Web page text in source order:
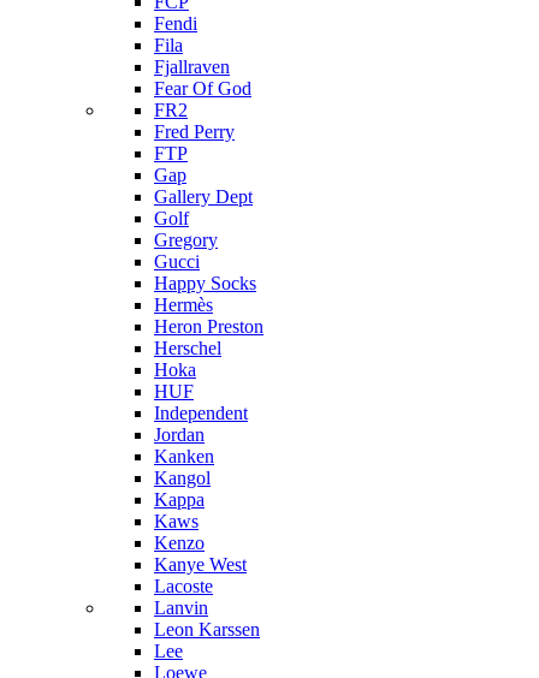
Fendi
Fila
Fjallraven
Fear Of God
FR2
Fred Perry
FTP
Gap
Gallery Dept
Golf
Gregory
Gucci
Happy Socks
Hermès
Heron Preston
Hersсhel
Hoka
HUF
Independent
Jordan
Kanken
Kangol
Kappa
Kaws
Kenzo
Kanye West
Lacoste
Lanvin
Leon Karssen
Lee
Loewe